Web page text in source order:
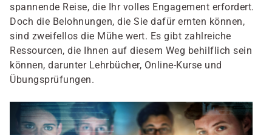
spannende Reise, die Ihr volles Engagement erfordert.
Doch die Belohnungen, die Sie dafür ernten können,
sind zweifellos die Mühe wert. Es gibt zahlreiche
Ressourcen, die Ihnen auf diesem Weg behilflich sein
können, darunter Lehrbücher, Online-Kurse und
Übungsprüfungen.